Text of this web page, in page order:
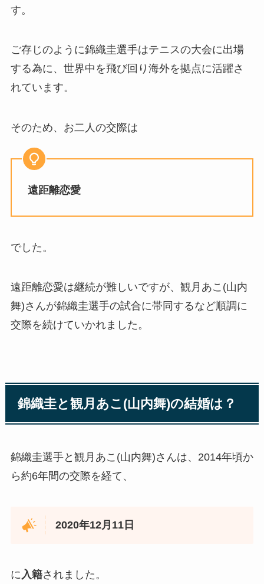
す。
ご存じのように錦織圭選手はテニスの大会に出場
する為に、世界中を飛び回り海外を拠点に活躍さ
れています。
そのため、お二人の交際は
遠距離恋愛
でした。
遠距離恋愛は継続が難しいですが、観月あこ(山内
舞)さんが錦織圭選手の試合に帯同するなど順調に
交際を続けていかれました。
錦織圭と観月あこ(山内舞)の結婚は？
錦織圭選手と観月あこ(山内舞)さんは、2014年頃か
ら約6年間の交際を経て、
2020年12月11日
に入籍されました。